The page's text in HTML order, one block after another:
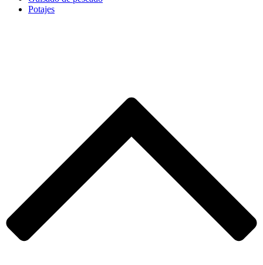
Potajes